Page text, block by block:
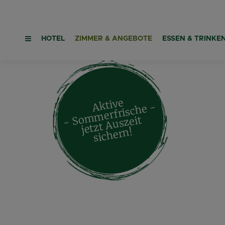
HOTEL ZIMMER & ANGEBOTE ESSEN &
Aktive
- Sommerfrische -
jetzt
A
uszeit
sic
her
n!